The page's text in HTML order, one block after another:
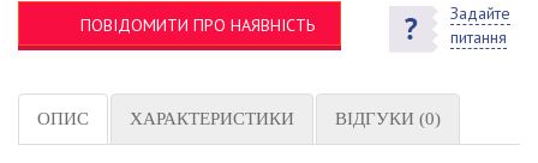
ПОВІДОМИТИ ПРО НАЯВНІСТЬ
Задайте
питання
ОПИС ХАРАКТЕРИСТИКИ ВІДГУКИ (0)